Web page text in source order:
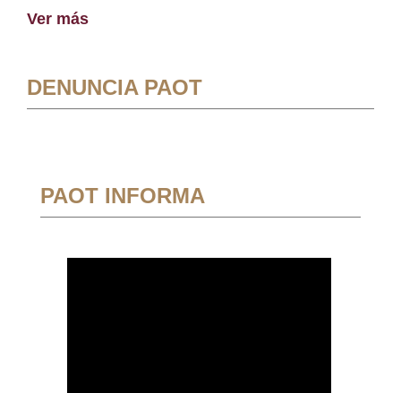
Ver más
DENUNCIA PAOT
PAOT INFORMA